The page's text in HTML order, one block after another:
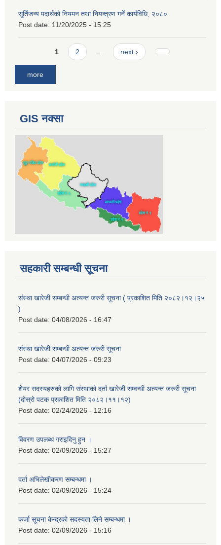
सूर्तिजन्य पदार्थको नियमन तथा नियन्त्रण गर्ने कार्यविधि, २०८०
Post date: 11/20/2025 - 15:25
Pages1 2 next ›
more
GIS नक्सा
सहकारी सम्बन्धी सूचना
संस्था खारेजी सम्बन्धी अत्यन्त जरुरी सूचना ( प्रकाशित मिति २०८२।१२।२५
)
Post date: 04/08/2026 - 16:47
संस्था खारेजी सम्बन्धी अत्यन्त जरुरी सूचना
Post date: 04/07/2026 - 09:23
शेयर सदस्यहरुको लागि संस्थाको दर्ता खारेजी सम्वन्धी अत्यन्त जरुरी सूचना
(दोस्रो पटक प्रकाशित मिति २०८२।११।१२)
Post date: 02/24/2026 - 12:16
विवरण उपलब्ध गराइदिनु हुन ।
Post date: 02/09/2026 - 15:27
दर्ता अभिलेखीकरण सम्बन्धमा ।
Post date: 02/09/2026 - 15:24
कर्जा सूचना केन्द्रको सदस्यता लिने सम्बन्धमा ।
Post date: 02/09/2026 - 15:16